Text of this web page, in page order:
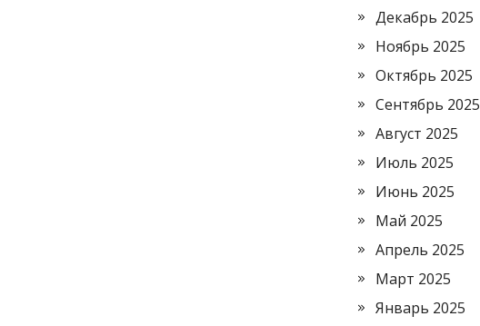
Декабрь 2025
Ноябрь 2025
Октябрь 2025
Сентябрь 2025
Август 2025
Июль 2025
Июнь 2025
Май 2025
Апрель 2025
Март 2025
Январь 2025